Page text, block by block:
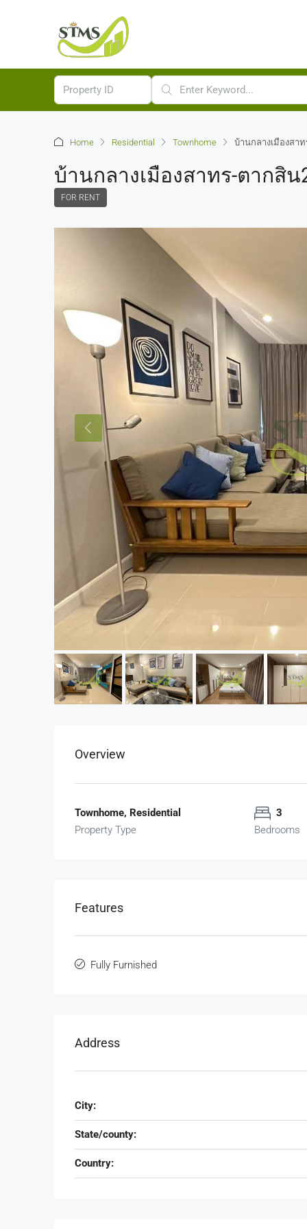
Home Residential Townhome บ้านกลางเมืองสา
บ้านกลางเมืองสาทร-ตากสิน
FOR RENT
Overview
Townhome, Residential
Property Type
3
Bedrooms
Features
Fully Furnished
Address
City:
State/county:
Country: